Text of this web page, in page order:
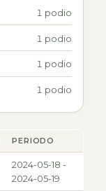
1 podio
1 podio
1 podio
1 podio
PERIODO
2024-05-18 -
2024-05-19